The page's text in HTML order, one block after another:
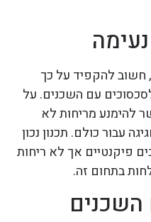
חשוב להקפיד על כך
עם השכנים. על
להימנע מריחות לא
עבור כולם. תכנון נכון
פיקנטיים אך לא ריחות
בתחום זה.